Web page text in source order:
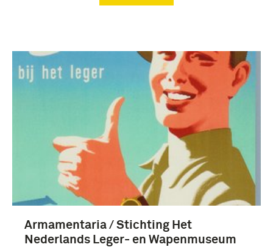
boek (14)
boek, rapport (10)
artikel (9)
Fotografisch materiaal (3)
Meer
Armamentaria / Stichting Het
Nederlands Leger- en Wapenmuseum